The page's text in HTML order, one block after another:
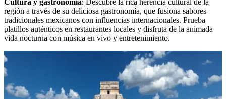
Cultura y gastronomía: Descubre la rica herencia cultural de la
región a través de su deliciosa gastronomía, que fusiona sabores
tradicionales mexicanos con influencias internacionales. Prueba
platillos auténticos en restaurantes locales y disfruta de la animada
vida nocturna con música en vivo y entretenimiento.